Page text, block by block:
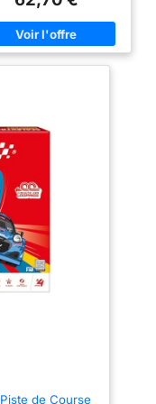
utilisant des
durables
et
course :
les filles
âgés
plus, les
gamme
pour
du cinéma
Ce qui
Race un incroyable
avec des tours et tours
C'est le jouet idéal
l'interactivité
spéciale pour les
et les adultes. Profitez
scalextric avec
enfants et découvrez leur
passionnant. La marque
le respect des normes
plus élevées lors du
de production afin
une excellente
expérience au client.
de Course